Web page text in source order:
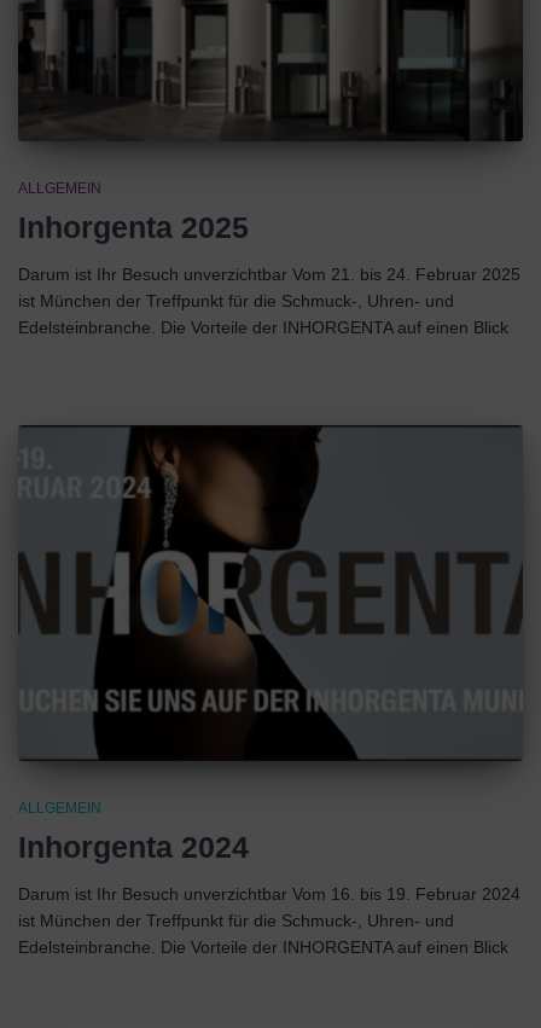
ALLGEMEIN
Inhorgenta 2025
Darum ist Ihr Besuch unverzichtbar Vom 21. bis 24. Februar 2025
ist München der Treffpunkt für die Schmuck-, Uhren- und
Edelsteinbranche. Die Vorteile der INHORGENTA auf einen Blick
ALLGEMEIN
Inhorgenta 2024
Darum ist Ihr Besuch unverzichtbar Vom 16. bis 19. Februar 2024
ist München der Treffpunkt für die Schmuck-, Uhren- und
Edelsteinbranche. Die Vorteile der INHORGENTA auf einen Blick